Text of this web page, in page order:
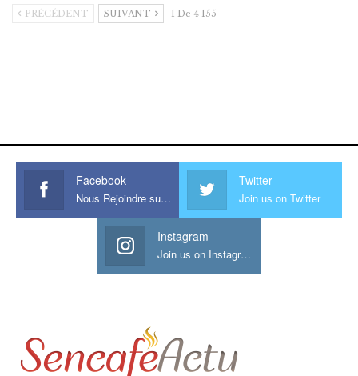
PRÉCÉDENT SUIVANT 1 De 4 155
Facebook
Nous Rejoindre sur Facebook
Twitter
Join us on Twitter
Instagram
Join us on Instagram